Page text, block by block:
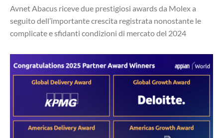
Avnet Abacus riceve due prestigiosi awards da Molex a
seguito dell’importante crescita registrata nonostante le
complicate e sfidanti condizioni di mercato del 2024